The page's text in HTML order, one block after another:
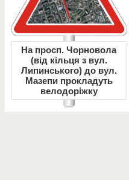
На просп. Чорновола
(від кільця з вул.
Липинського) до вул.
Мазепи прокладуть
велодоріжку